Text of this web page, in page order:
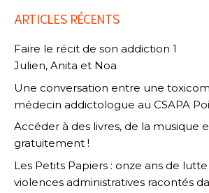
ARTICLES RÉCENTS
Faire le récit de son addiction 1
Julien, Anita et Noa
Une conversation entre une
médecin addictologue au CSAPA
Accéder à des livres, de la musique
gratuitement !
Les Petits Papiers : onze ans de
violences administratives racontés